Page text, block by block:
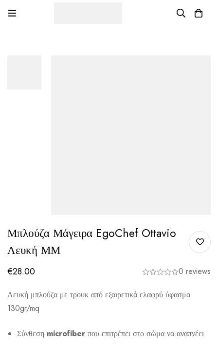
Μπλούζα Μάγειρα EgoChef Ottavio
Λευκή ΜΜ
€28.00 0 reviews
Λευκή μπλούζα με τρουκ από εξαιρετικά ελαφρύ ύφασμα
130gr/mq
Σύνθεση microfiber που επιτρέπει στο σώμα να αναπνέει